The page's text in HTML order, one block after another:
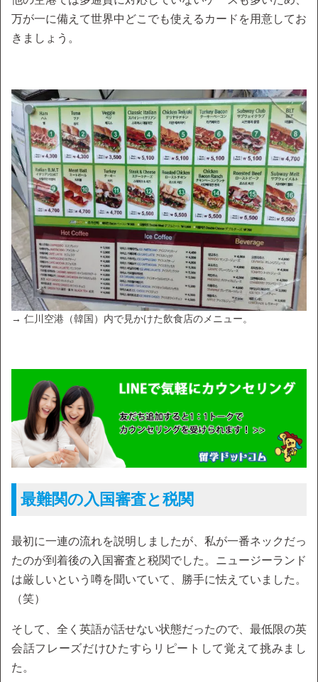
万が一に備えて世界中どこでも使えるカードを用意してお
きましょう。
→ 仁川空港（韓国）内で見かけた飲食店のメニュー。
最難関の入国審査と税関
最初に一連の流れを説明しましたが、私が一番ネックだっ
たのが到着後の入国審査と税関でした。ニュージーランド
は厳しいという噂を聞いていて、勝手に怯えていました。
（笑）
そして、全く英語が話せない状態だったので、最低限の英
会話フレーズだけひたすらリピートして覚えて挑みまし
た。